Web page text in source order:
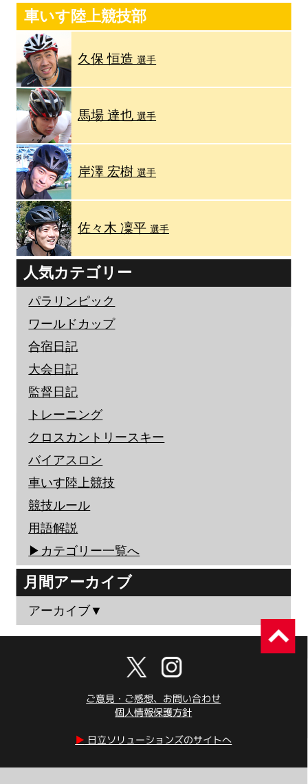
車いす陸上競技部
久保 恒造選手
馬場 達也選手
岸澤 宏樹選手
佐々木 凜平選手
人気カテゴリー
パラリンピック
ワールドカップ
合宿日記
大会日記
監督日記
トレーニング
クロスカントリースキー
バイアスロン
車いす陸上競技
競技ルール
用語解説
▶︎カテゴリー一覧へ
月間アーカイブ
アーカイブ▼
ご意見・ご感想、お問い合わせ
個人情報保護方針
▶︎ 日立ソリューションズのサイトへ